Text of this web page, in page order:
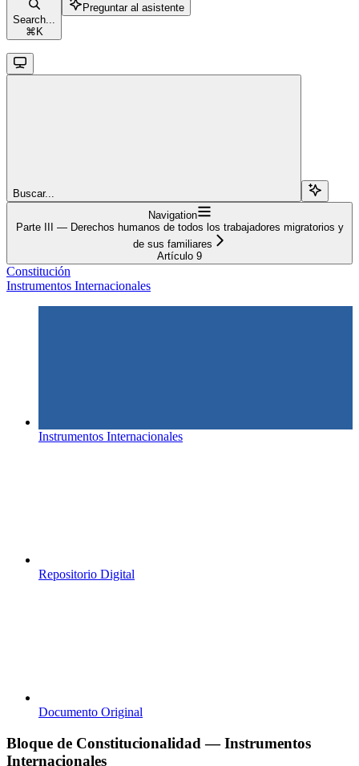
Search...
⌘ K
Preguntar al asistente
Buscar...
Navigation
Parte III — Derechos humanos de todos los trabajadores migratorios y
de sus familiares
Artículo 9
Constitución
Instrumentos Internacionales
Instrumentos Internacionales
Repositorio Digital
Documento Original
Bloque de Constitucionalidad — Instrumentos
Internacionales